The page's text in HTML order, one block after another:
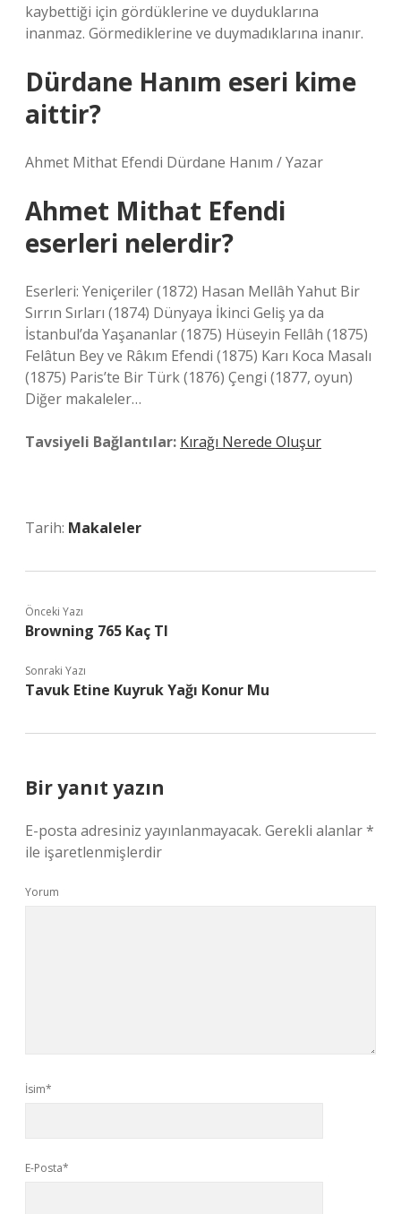
kaybettiği için gördüklerine ve duyduklarına
inanmaz. Görmediklerine ve duymadıklarına inanır.
Dürdane Hanım eseri kime
aittir?
Ahmet Mithat Efendi Dürdane Hanım / Yazar
Ahmet Mithat Efendi
eserleri nelerdir?
Eserleri: Yeniçeriler (1872) Hasan Mellâh Yahut Bir
Sırrın Sırları (1874) Dünyaya İkinci Geliş ya da
İstanbul’da Yaşananlar (1875) Hüseyin Fellâh (1875)
Felâtun Bey ve Râkım Efendi (1875) Karı Koca Masalı
(1875) Paris’te Bir Türk (1876) Çengi (1877, oyun)
Diğer makaleler…
Tavsiyeli Bağlantılar: Kırağı Nerede Oluşur
Tarih: Makaleler
Önceki Yazı
Browning 765 Kaç Tl
Sonraki Yazı
Tavuk Etine Kuyruk Yağı Konur Mu
Bir yanıt yazın
E-posta adresiniz yayınlanmayacak. Gerekli alanlar*
ile işaretlenmişlerdir
Yorum
İsim*
E-Posta*